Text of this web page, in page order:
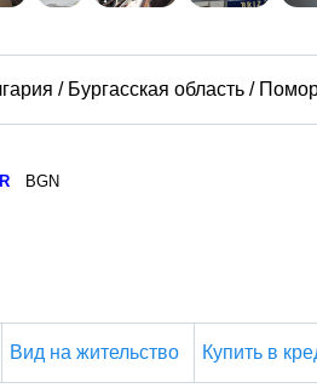
/ Бургасская область /
BGN
Вид на жительство Купить в